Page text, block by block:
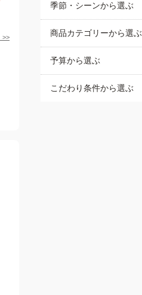
>>
季節・シーンから選ぶ
商品カテゴリーから選ぶ
予算から選ぶ
こだわり条件から選ぶ